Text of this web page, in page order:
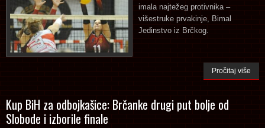
imala najtežeg protivnika –
višestruke prvakinje, Bimal
Jedinstvo iz Brčkog.
Pročitaj više
Kup BiH za odbojkašice: Brčanke drugi put bolje od
Slobode i izborile finale